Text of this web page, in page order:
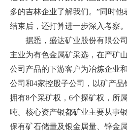
多的吉林企业了解我们。”同时
结束后，还打算进一步深入考察
据悉，盛达矿业股份有限公司
主业为有色金属矿采选，在产矿
公司产品的下游客户为冶炼企业
公司和4家控股子公司，以矿产
拥有8个采矿权，6个探矿权，所
吨。核心资产银都矿业主要从事
保有矿石储量及银金属量、锌金